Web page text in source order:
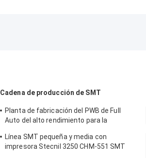
Cadena de producción de SMT
Planta de fabricación del PWB de Full
Auto del alto rendimiento para la
Línea SMT pequeña y media con
impresora Stecnil 3250 CHM-551 SMT